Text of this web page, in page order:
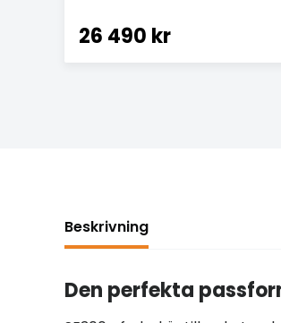
26 490 kr
Beskrivning
Den perfekta